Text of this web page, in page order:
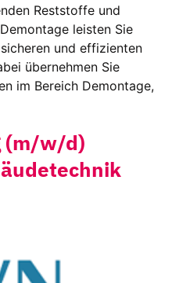
Reststoffe und
leisten Sie
und effizienten
übernehmen Sie
im Bereich Demontage,
(m/w/d)